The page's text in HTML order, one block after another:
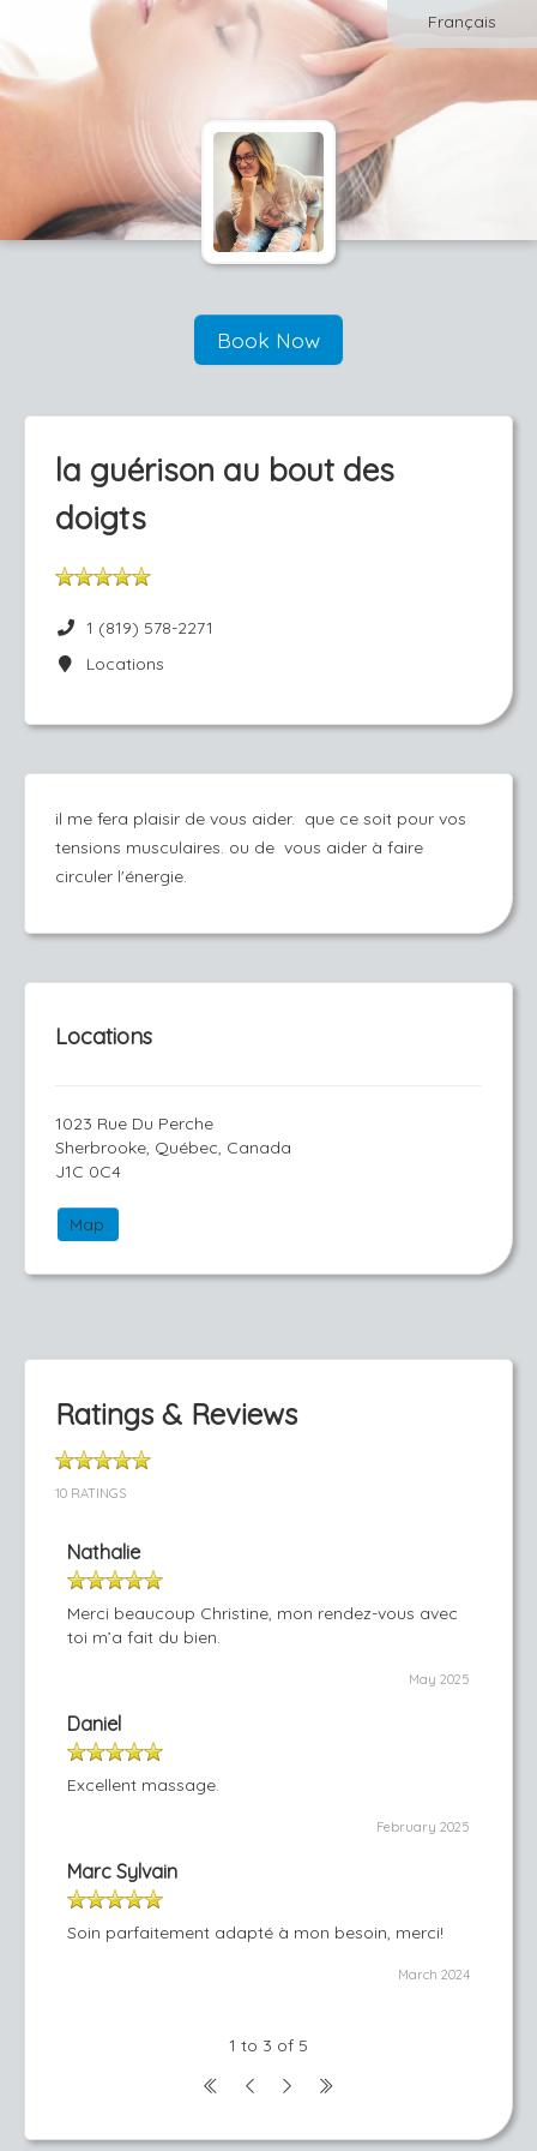
Français
Book Now
la guérison au bout des
doigts
1 (819) 578-2271
Locations
il me fera plaisir de vous aider. que ce soit pour vos
tensions musculaires. ou de vous aider à faire
circuler l'énergie.
Locations
1023 Rue Du Perche
Sherbrooke, Québec, Canada
J1C 0C4
Map
Ratings & Reviews
10 RATINGS
Nathalie
Merci beaucoup Christine, mon rendez-vous avec
toi m’a fait du bien.
May 2025
Daniel
Excellent massage.
February 2025
Marc Sylvain
Soin parfaitement adapté à mon besoin, merci!
March 2024
1 to 3 of 5